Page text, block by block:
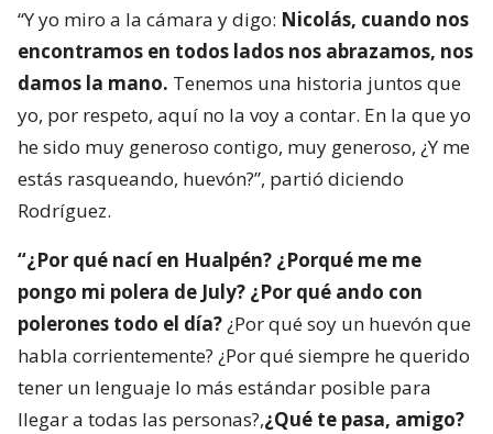
“Y yo miro a la cámara y digo: Nicolás, cuando nos
encontramos en todos lados nos abrazamos, nos
damos la mano. Tenemos una historia juntos que
yo, por respeto, aquí no la voy a contar. En la que yo
he sido muy generoso contigo, muy generoso, ¿Y me
estás rasqueando, huevón?”, partió diciendo
Rodríguez.
“¿Por qué nací en Hualpén? ¿Porqué me me
pongo mi polera de July? ¿Por qué ando con
polerones todo el día?¿Por qué soy un huevón que
habla corrientemente? ¿Por qué siempre he querido
tener un lenguaje lo más estándar posible para
llegar a todas las personas?,¿Qué te pasa, amigo?